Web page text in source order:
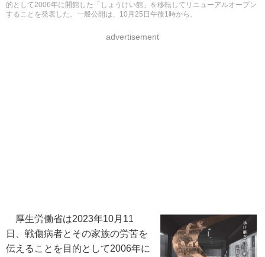
的として2006年に開館した「しょうけい館」を移転してリニューアルオープン
することを発表した。一般公開は、10月25日午後1時から。
advertisement
厚生労働省は2023年10月11
日、戦傷病者とその家族の労苦を
伝えることを目的として2006年に